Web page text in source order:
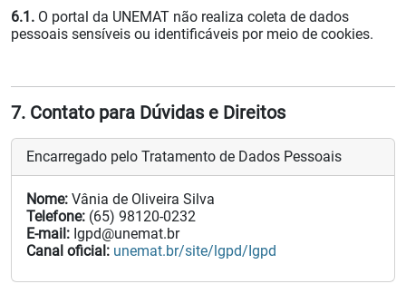
6.1. O portal da UNEMAT não realiza coleta de dados
pessoais sensíveis ou identificáveis por meio de cookies.
7. Contato para Dúvidas e Direitos
Encarregado pelo Tratamento de Dados Pessoais
Nome: Vânia de Oliveira Silva
Telefone: (65) 98120-0232
E-mail: Igpd@unemat.br
Canal oficial: unemat.br/site/lgpd/Igpd